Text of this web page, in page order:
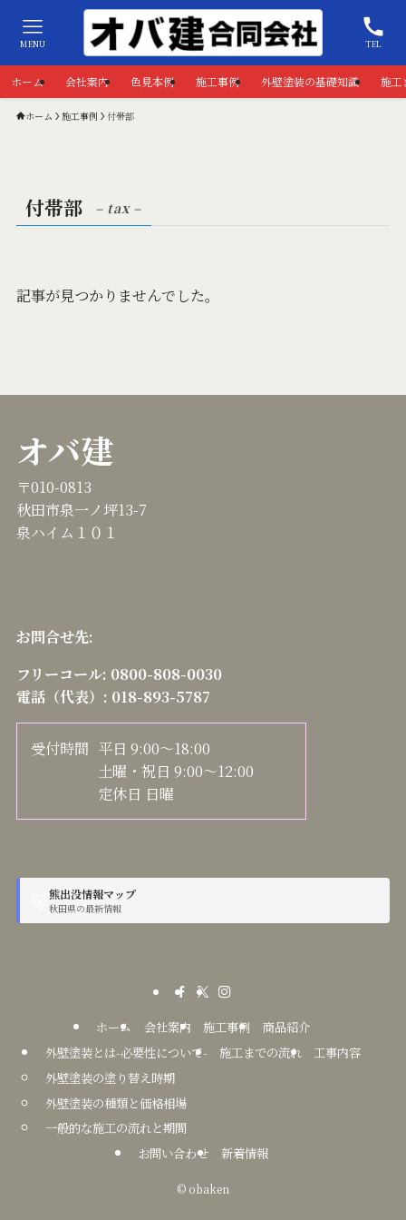
TEL
MENU
ホーム 会社案内 色見本例 施工事例 外壁塗装の基礎知識 施工
ホーム 施工事例 付帯部
付帯部 – tax –
記事が見つかりませんでした。
オバ建
〒010-0813
秋田市泉一ノ坪13-7
泉ハイム１０１
お問合せ先:
フリーコール: 0800-808-0030
電話（代表）: 018-893-5787
受付時間 平日 9:00～18:00
土曜・祝日 9:00～12:00
定休日 日曜
熊出没情報マップ
秋田県の最新情報
ホーム 会社案内 施工事例
商品紹介
外壁塗装とは-必要性について-
外壁塗装の塗り替え時期
外壁塗装の種類と価格相場
一般的な施工の流れと期間
施工までの流れ 工事内容
お問い合わせ 新着情報
© obaken